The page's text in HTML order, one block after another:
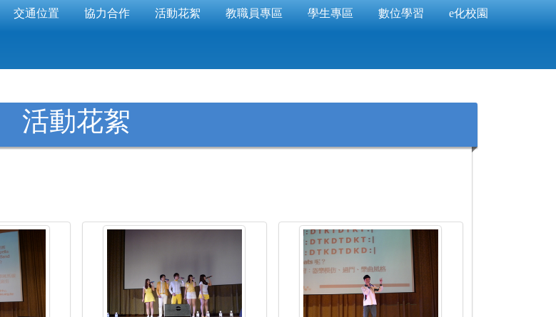
交通位置 協力合作 活動花絮 教職員專區 學生專區 數位學習 e化校園
活動花絮